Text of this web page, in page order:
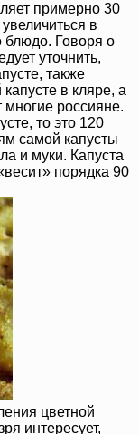
примерно 30
в
блюдо. Говоря о
уточнить,
также
капусте в кляре, а
россияне.
то это 120
самой капусты
и муки. Капуста
порядка 90
цветной
интересует,